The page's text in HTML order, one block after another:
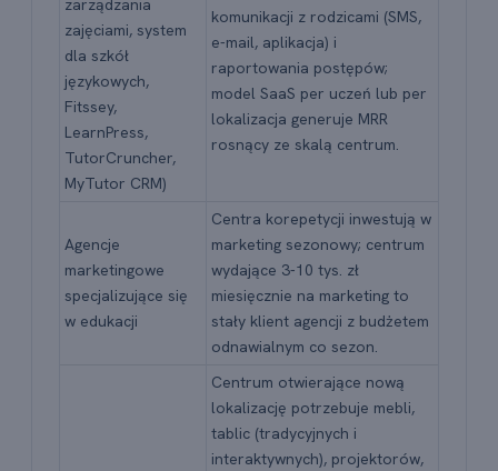
zarządzania
zajęciami, system
dla szkół
językowych,
Fitssey,
LearnPress,
TutorCruncher,
MyTutor CRM)
komunikacji z rodzicami (SMS,
e-mail, aplikacja) i
raportowania postępów;
model SaaS per uczeń lub per
lokalizacja generuje MRR
rosnący ze skalą centrum.
Agencje
marketingowe
specjalizujące się
w edukacji
Centra korepetycji inwestują w
marketing sezonowy; centrum
wydające 3-10 tys. zł
miesięcznie na marketing to
stały klient agencji z budżetem
odnawialnym co sezon.
Centrum otwierające nową
lokalizację potrzebuje mebli,
tablic (tradycyjnych i
interaktywnych), projektorów,